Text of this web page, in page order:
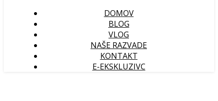
DOMOV
BLOG
VLOG
NAŠE RAZVADE
KONTAKT
E-EKSKLUZIVC